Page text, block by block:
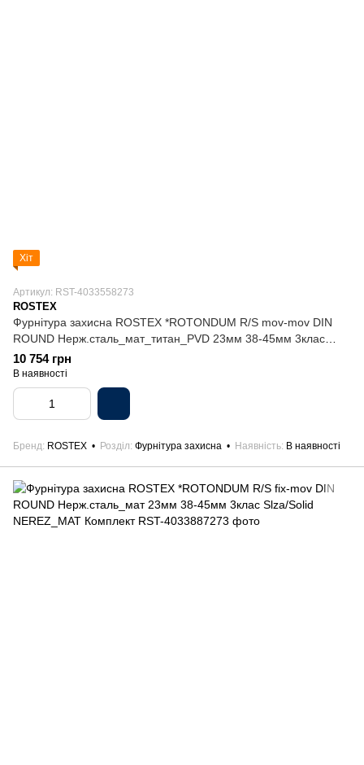
Хіт
Артикул: RST-4033558273
ROSTEX
Фурнітура захисна ROSTEX *ROTONDUM R/S mov-mov DIN
ROUND Нерж.сталь_мат_титан_PVD 23мм 38-45мм 3клас
Solid NEREZ_MAT_TI Комплект
10 754 грн
В наявності
Бренд ROSTEX Розділ Фурнітура захисна Наявність В наявності